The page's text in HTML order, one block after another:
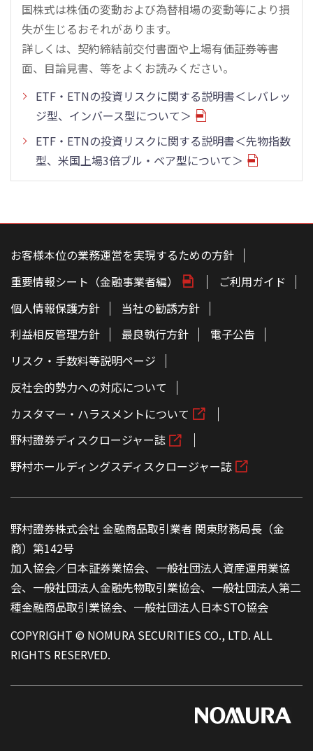
国株式は株価の変動および為替相場の変動等により損
失が生じるおそれがあります。
詳しくは、契約締結前交付書面や上場有価証券等書
面、目論見書、等をよくお読みください。
ETF・ETNの投資リスクに関する説明書＜レバレッ
ジ型、インバース型について＞
ETF・ETNの投資リスクに関する説明書＜先物指数
型、米国上場3倍ブル・ベア型について＞
こ
お客様本位の業務運営を実現するための方針
重要情報シート（金融事業者編）
ご利用ガイド
個人情報保護方針
当社の勧誘方針
利益相反管理方針
最良執行方針
電子公告
リスク・手数料等説明ページ
反社会的勢力への対応について
カスタマー・ハラスメントについて
野村證券ディスクロージャー誌
野村ホールディングスディスクロージャー誌
野村證券株式会社 金融商品取引業者 関東財務局長（金
商）第142号
加入協会／日本証券業協会、一般社団法人資産運用業協
会、一般社団法人金融先物取引業協会、一般社団法人第二
種金融商品取引業協会、一般社団法人日本STO協会
COPYRIGHT © NOMURA SECURITIES CO., LTD. ALL
RIGHTS RESERVED.